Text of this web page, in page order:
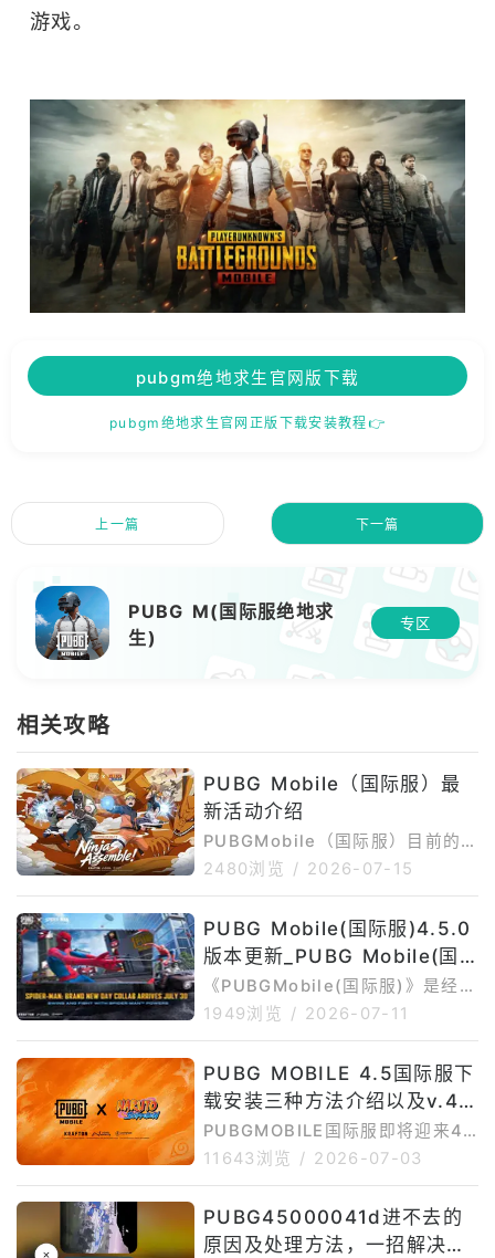
游戏。
pubgm绝地求生官网版下载
pubgm绝地求生官网正版下载安装教程👉
上一篇 下一篇
PUBG M(国际服绝地求
生)
专区
相关攻略
PUBG Mobile（国际服）最
新活动介绍
PUBGMobile（国际服）目前的
核心活动围绕4.5版本「NARUT
动、新主题玩法、免费奖励、限时
任务和后续村庄防守玩法。以下只
整理目前仍在进行或即将开始的活
动，已经结束的活动不再介绍。
一、PUBGMobile（国际服）目
1.PUBGMobile×NARUTOSHIPP
UDEN联动活动P
2480浏览 / 2026-07-15
PUBG Mobile(国际服)4.5.0
版本更新_PUBG Mobile(国
际服)4.5.0最新版下载安装
《PUBGMobile(国际服)》是经典
战术竞技手游，玩家可以在移动端
限时模式。GooglePlay页面介绍
显示，PUBGMOBILE主打10分钟
极速对战、多地图多模式、手机端
专属操作优化、训练模式和好友语
音聊天等内容。目前PUBGMOBIL
ror版本记录显示，PUBGMOBILE
4.5.0于202
1949浏览 / 2026-07-11
PUBG MOBILE 4.5国际服下
载安装三种方法介绍以及v.4.
5版本更新时间
PUBGMOBILE国际服即将迎来4.
5版本更新。本次4.5版本最大的
根据相关报道，PUBGMOBILEx
火影忍者疾风传联动将随PUBGM
11643浏览 / 2026-07-03
PUBG45000041d进不去的
原因及处理方法，一招解决登